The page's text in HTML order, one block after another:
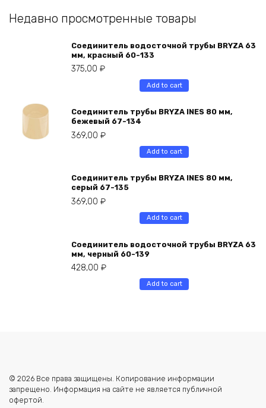
Недавно просмотренные товары
Соединитель водосточной трубы BRYZA 63
мм, краcный 60-133
375,00 ₽
Add to cart
Соединитель трубы BRYZA INES 80 мм,
бежевый 67-134
369,00 ₽
Add to cart
Соединитель трубы BRYZA INES 80 мм,
серый 67-135
369,00 ₽
Add to cart
Соединитель водосточной трубы BRYZA 63
мм, черный 60-139
428,00 ₽
Add to cart
© 2026 Все права защищены. Копирование информации
запрещено. Информация на сайте не является публичной
офертой.